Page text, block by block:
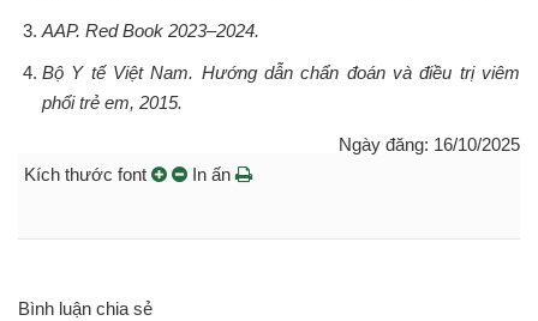
AAP. Red Book 2023–2024.
Bộ Y tế Việt Nam. Hướng dẫn chẩn đoán và điều trị viêm
phổi trẻ em, 2015.
Ngày đăng: 16/10/2025
Kích thước font
In ấn
Bình luận chia sẻ